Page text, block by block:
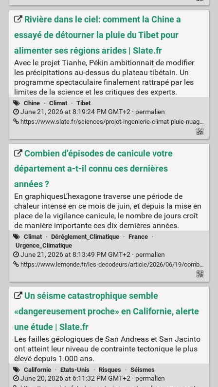
Rivière dans le ciel: comment la Chine a
essayé de détourner la pluie du Tibet pour
alimenter ses régions arides | Slate.fr
Avec le projet Tianhe, Pékin ambitionnait de modifier
les précipitations au-dessus du plateau tibétain. Un
programme spectaculaire finalement rattrapé par les
limites de la science et les critiques des experts.
Chine · Climat · Tibet
June 21, 2026 at 8:19:24 PM GMT+2 · permalien
https://www.slate.fr/sciences/projet-ingenierie-climat-pluie-nuage-scientifique-controverse-modification-experience
Combien d’épisodes de canicule votre
département a-t-il connu ces dernières
années ?
En graphiquesL’hexagone traverse une période de
chaleur intense en ce mois de juin, et depuis la mise en
place de la vigilance canicule, le nombre de jours croît
de manière importante ces dix dernières années.
Climat · Déréglement_Climatique · France ·
Urgence_Climatique
June 21, 2026 at 8:13:49 PM GMT+2 · permalien
https://www.lemonde.fr/les-decodeurs/article/2026/06/19/combien-d-episodes-de-canicule-votre-departement-a-t-il-connu-ces-dernieres-annees_6186461_4355771.html
Un séisme catastrophique semble
«dangereusement proche» en Californie, alerte
une étude | Slate.fr
Les failles géologiques de San Andreas et San Jacinto
ont atteint leur niveau de contrainte tectonique le plus
élevé depuis 1.000 ans.
Californie · Etats-Unis · Risques · Séismes
June 20, 2026 at 6:11:32 PM GMT+2 · permalien